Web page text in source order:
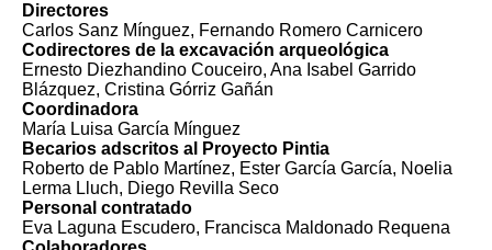
Directores
Carlos Sanz Mínguez, Fernando Romero Carnicero
Codirectores de la excavación arqueológica
Ernesto Diezhandino Couceiro, Ana Isabel Garrido
Blázquez, Cristina Górriz Gañán
Coordinadora
María Luisa García Mínguez
Becarios adscritos al Proyecto Pintia
Roberto de Pablo Martínez, Ester García García, Noelia
Lerma Lluch, Diego Revilla Seco
Personal contratado
Eva Laguna Escudero, Francisca Maldonado Requena